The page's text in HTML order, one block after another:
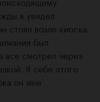
я увидел
стоял возле киоска
был
все смотрел через
Я себе этого
он мне